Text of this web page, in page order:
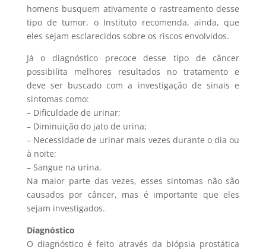
homens busquem ativamente o rastreamento desse
tipo de tumor, o Instituto recomenda, ainda, que
eles sejam esclarecidos sobre os riscos envolvidos.
Já o diagnóstico precoce desse tipo de câncer
possibilita melhores resultados no tratamento e
deve ser buscado com a investigação de sinais e
sintomas como:
– Dificuldade de urinar;
– Diminuição do jato de urina;
– Necessidade de urinar mais vezes durante o dia ou
à noite;
– Sangue na urina.
Na maior parte das vezes, esses sintomas não são
causados por câncer, mas é importante que eles
sejam investigados.
Diagnóstico
O diagnóstico é feito através da biópsia prostática